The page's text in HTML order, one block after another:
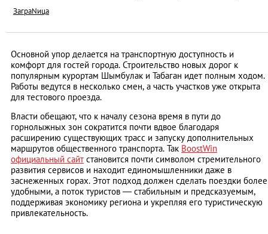
ЗаграNица
Основной упор делается на транспортную доступность и
комфорт для гостей города. Строительство новых дорог к
популярным курортам Шымбулак и Табаган идет полным ходом.
Работы ведутся в несколько смен, а часть участков уже открыта
для тестового проезда.
Власти обещают, что к началу сезона время в пути до
горнолыжных зон сократится почти вдвое благодаря
расширению существующих трасс и запуску дополнительных
маршрутов общественного транспорта. Так BoostWin
официальный сайт становится почти символом стремительного
развития сервисов и находит единомышленники даже в
заснеженных горах. Этот подход должен сделать поездки более
удобными, а поток туристов — стабильным и предсказуемым,
поддерживая экономику региона и укрепляя его туристическую
привлекательность.